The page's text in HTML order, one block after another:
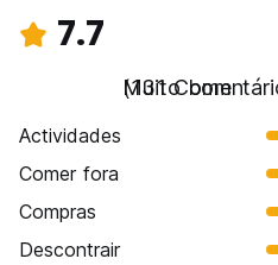
7.7
Muito bom
(131
Actividades
Comer fora
Compras
Descontrair